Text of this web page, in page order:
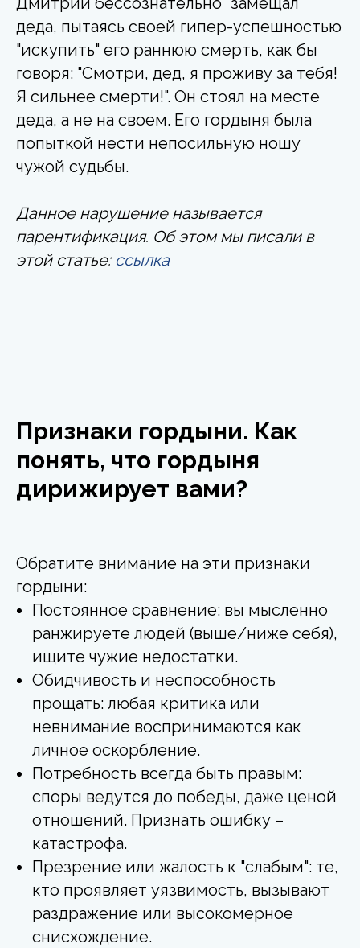
деда, пытаясь своей гипер-успешностью
"искупить" его раннюю смерть, как бы
говоря: "Смотри, дед, я проживу за тебя!
Я сильнее смерти!". Он стоял на месте
деда, а не на своем. Его гордыня была
попыткой нести непосильную ношу
чужой судьбы.
Данное нарушение называется
парентификация. Об этом мы писали в
этой статье: ссылка
Признаки гордыни. Как
понять, что гордыня
дирижирует вами?
Обратите внимание на эти признаки
гордыни:
Постоянное сравнение: вы мысленно
ранжируете людей (выше/ниже себя),
ищите чужие недостатки.
Обидчивость и неспособность
прощать: любая критика или
невнимание воспринимаются как
личное оскорбление.
Потребность всегда быть правым:
споры ведутся до победы, даже ценой
отношений. Признать ошибку –
катастрофа.
Презрение или жалость к "слабым": те,
кто проявляет уязвимость, вызывают
раздражение или высокомерное
снисхождение.